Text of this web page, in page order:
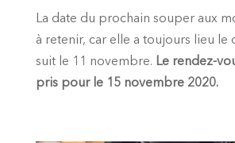
La date du prochain souper aux
à retenir, car elle a toujours lieu le
suit le 11 novembre. Le rendez-
pris pour le 15 novembre 2020.